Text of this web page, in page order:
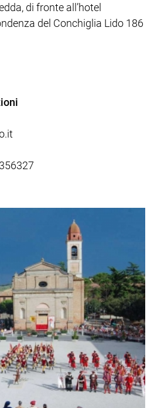
di fronte all’hotel
del Conchiglia Lido 186